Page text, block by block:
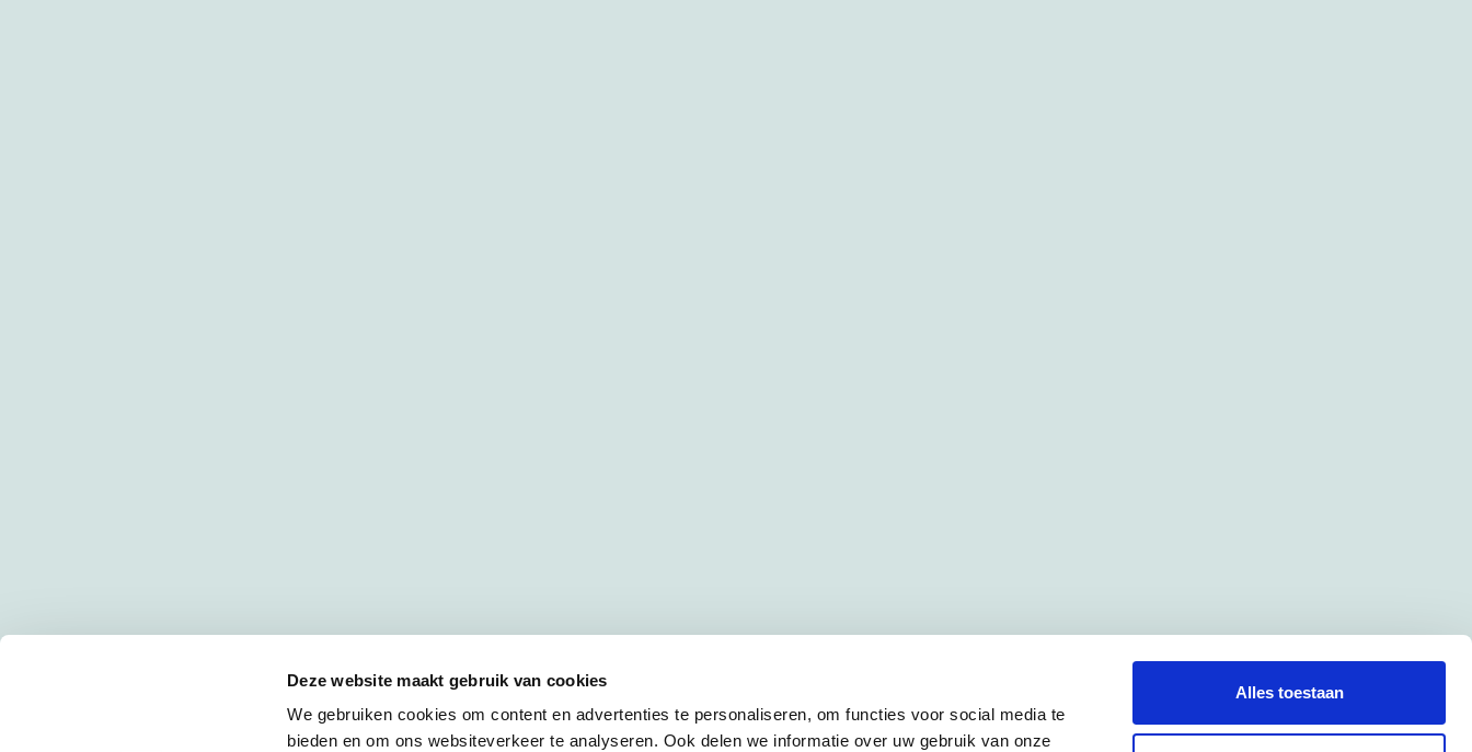
Deze website maakt gebruik van cookies
We gebruiken cookies om content en advertenties te personaliseren, om functies voor social media te
bieden en om ons websiteverkeer te analyseren. Ook delen we informatie over uw gebruik van onze
Alles toestaan